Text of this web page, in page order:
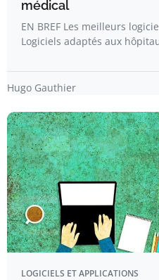
médical
EN BREF Les meilleurs
Logiciels adaptés aux
Hugo Gauthier
LOGICIELS ET APPLICATIONS